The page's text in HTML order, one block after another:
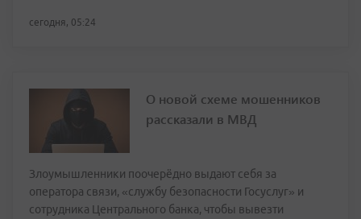
сегодня, 05:24
О новой схеме мошенников
рассказали в МВД
Злоумышленники поочерёдно выдают себя за
оператора связи, «службу безопасности Госуслуг» и
сотрудника Центрального банка, чтобы вывезти